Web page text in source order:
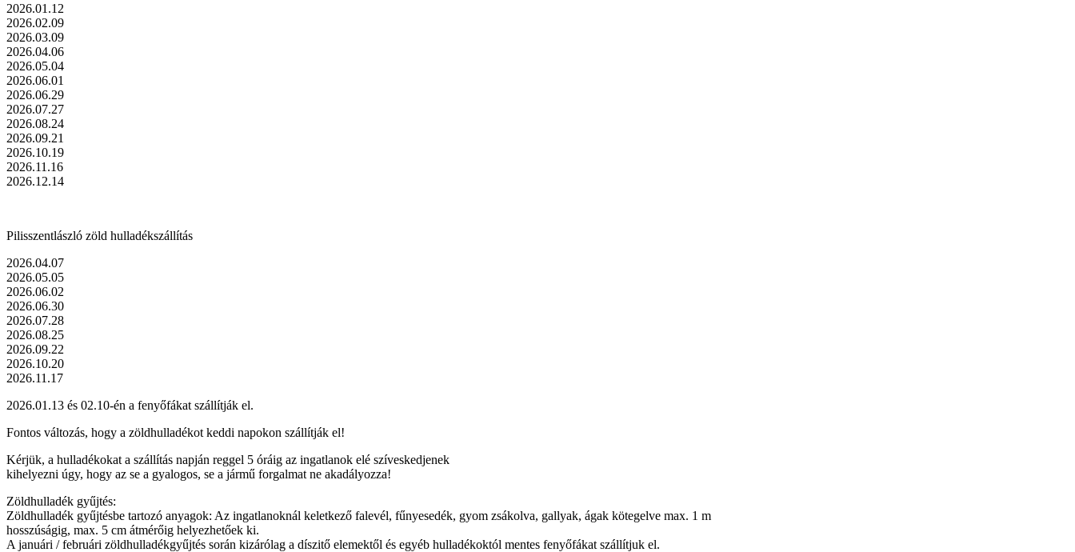
2026.01.12
2026.02.09
2026.03.09
2026.04.06
2026.05.04
2026.06.01
2026.06.29
2026.07.27
2026.08.24
2026.09.21
2026.10.19
2026.11.16
2026.12.14
Pilisszentlászló zöld hulladékszállítás
2026.04.07
2026.05.05
2026.06.02
2026.06.30
2026.07.28
2026.08.25
2026.09.22
2026.10.20
2026.11.17
2026.01.13 és 02.10-én a fenyőfákat szállítják el.
Fontos változás, hogy a zöldhulladékot keddi napokon szállítják el!
Kérjük, a hulladékokat a szállítás napján reggel 5 óráig az ingatlanok elé szíveskedjenek
kihelyezni úgy, hogy az se a gyalogos, se a jármű forgalmat ne akadályozza!
Zöldhulladék gyűjtés:
Zöldhulladék gyűjtésbe tartozó anyagok: Az ingatlanoknál keletkező falevél, fűnyesedék, gyom zsákolva, gallyak, ágak kötegelve max. 1 m
hosszúságig, max. 5 cm átmérőig helyezhetőek ki.
A januári / februári zöldhulladékgyűjtés során kizárólag a díszitő elemektől és egyéb hulladékoktól mentes fenyőfákat szállítjuk el.